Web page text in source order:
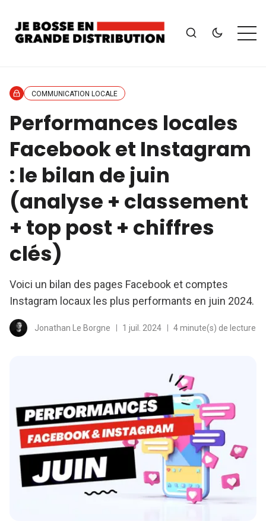
COMMUNICATION LOCALE
Performances locales
Facebook et Instagram
: le bilan de juin
(analyse + classement
+ top post + chiffres
clés)
Voici un bilan des pages Facebook et comptes
Instagram locaux les plus performants en juin 2024.
Jonathan Le Borgne 1 juil. 2024 4 minute(s) de lecture